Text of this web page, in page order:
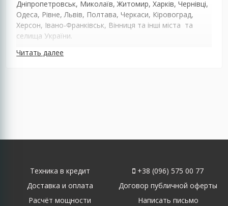
Дніпропетровськ, Миколаїв, Житомир, Харків, Чернівці,
Одеса, Рівне, Львів, Полтава, Черкаси, Кіровоград,
Херсон, Івано-Франківськ, Вінниця та інші міста та
селища України.
Читать далее
Техника в кредит
Доставка и оплата
Расчёт мощности
+38 (096) 575 00 77
Договор публичной оферты
Написать письмо